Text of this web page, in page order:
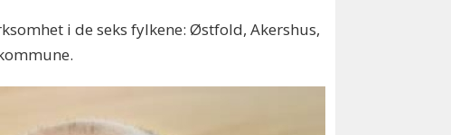
i de seks fylkene: Østfold, Akershus,